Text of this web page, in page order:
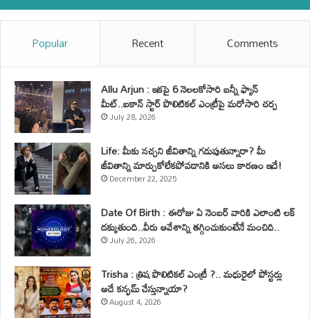
Popular Recent Comments
Allu Arjun : ఇకపై 6 నెలలకోసారి బన్నీ ఫ్యాన్
మీట్..ఐకాన్ స్టార్ పొలిటికల్ ఎంట్రీపై మరోసారి చర్చ
July 28, 2026
Life: మీకు నచ్చని జీవితాన్ని గడుపుతున్నారా? మీ
జీవితాన్ని మార్చుకోలేకపోవడానికి అసలు కారణం ఇదే!
December 22, 2025
Date Of Birth : ఈరోజు ఏ నెంబర్ వారికి ఎలాంటి లక్
దక్కుతుంది..వీరు ఆవేశాన్ని తగ్గించుకుంటేనే మంచిది..
July 26, 2026
Trisha : త్రిష పొలిటికల్ ఎంట్రీ ?.. మధురైలో పోస్టర్లు
అదే కన్ఫమ్ చేస్తున్నాయా?
August 4, 2026